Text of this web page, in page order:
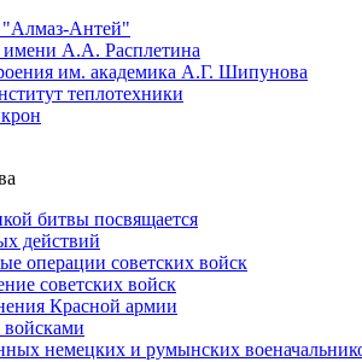
Антей"
А.А. Расплетина
им. академика А.Г. Шипунова
теплотехники
битвы посвящается
действий
операции советских войск
советских войск
Красной армии
немецких и румынских